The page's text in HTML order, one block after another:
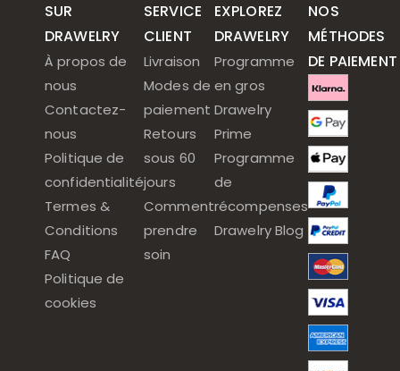
SUR
DRAWELRY
À propos de
nous
Contactez-
nous
Politique de
confidentialité
Termes &
Conditions
FAQ
Politique de
cookies
SERVICE
CLIENT
Livraison
Modes de
paiement
Retours
sous 60
jours
Comment
prendre
soin
EXPLOREZ
DRAWELRY
Programme
en gros
Drawelry
Prime
Programme
de
récompenses
Drawelry Blog
NOS
MÉTHODES
DE PAIEMENT